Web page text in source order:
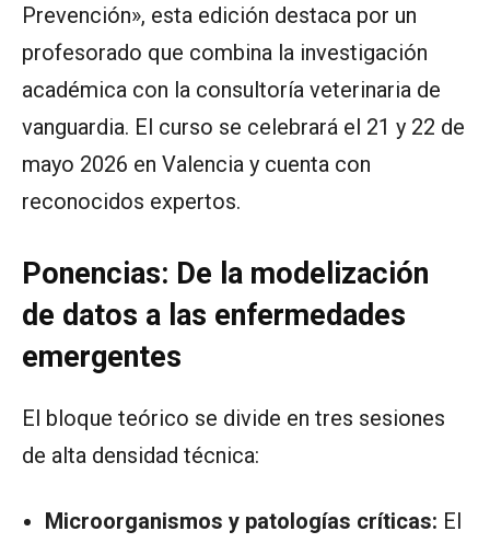
Prevención», esta edición destaca por un
profesorado que combina la investigación
académica con la consultoría veterinaria de
vanguardia. El curso se celebrará el 21 y 22 de
mayo 2026 en Valencia y cuenta con
reconocidos expertos.
Ponencias: De la modelización
de datos a las enfermedades
emergentes
El bloque teórico se divide en tres sesiones
de alta densidad técnica:
Microorganismos y patologías críticas: El